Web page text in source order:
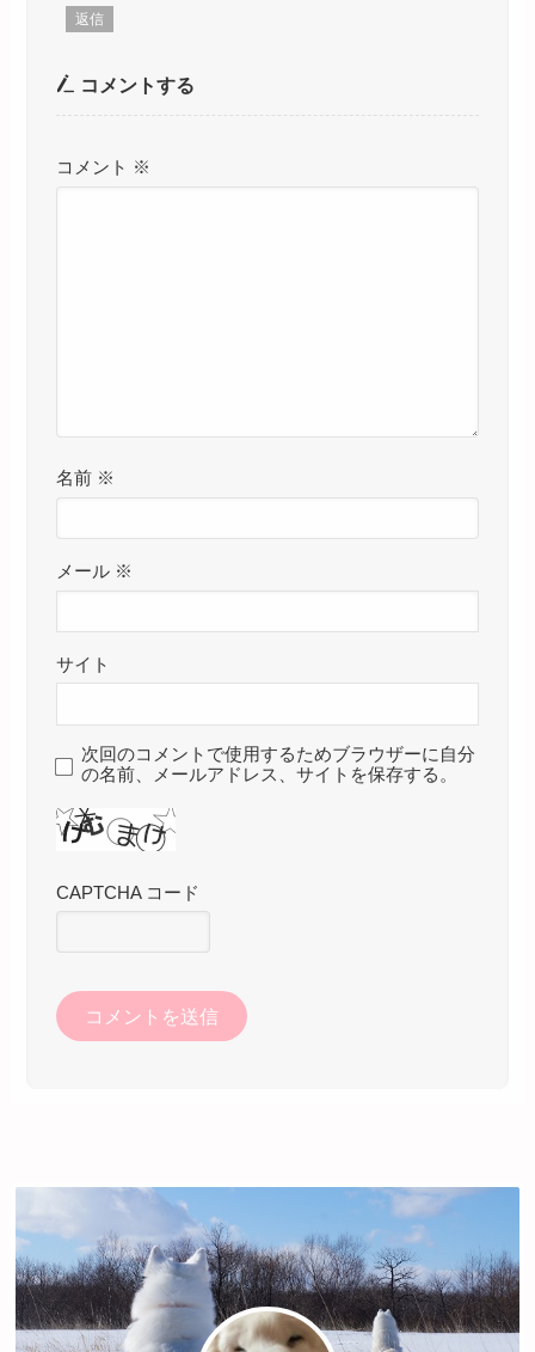
返信
コメントする
コメント ※
名前 ※
メール ※
サイト
次回のコメントで使用するためブラウザーに自分
の名前、メールアドレス、サイトを保存する。
CAPTCHA コード